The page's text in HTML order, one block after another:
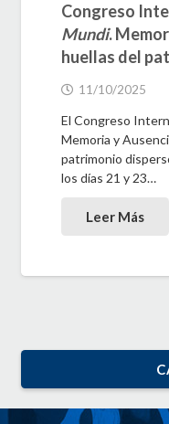
Congreso
Mundi.
huellas del
11/10/2025
El Congreso
Memoria y
patrimonio
los días 21 y 23…
Leer Más